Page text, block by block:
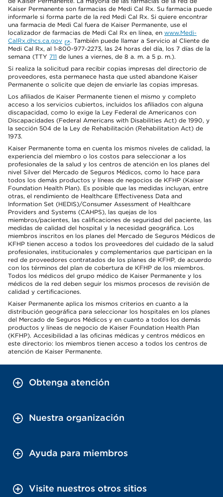
Kaiser Permanente son farmacias de Medi Cal Rx. Su farmacia puede
informarle si forma parte de la red Medi Cal Rx. Si quiere encontrar
una farmacia de Medi Cal fuera de Kaiser Permanente, use el
localizador de farmacias de Medi Cal Rx en línea, en www.Medi-
CalRx.dhcs.ca.gov
. También puede llamar a Servicio al Cliente de
Medi Cal Rx, al 1-800-977-2273, las 24 horas del día, los 7 días de la
semana (TTY 711 de lunes a viernes, de 8 a. m. a 5 p. m.).
Si realiza la solicitud para recibir copias impresas del directorio de
proveedores, esta permanece hasta que usted abandone Kaiser
Permanente o solicite que dejen de enviarle las copias impresas.
Los afiliados de Kaiser Permanente tienen el mismo y completo
acceso a los servicios cubiertos, incluidos los afiliados con alguna
discapacidad, como lo exige la Ley Federal de Americanos con
Discapacidades (Federal Americans with Disabilities Act) de 1990, y
la sección 504 de la Ley de Rehabilitación (Rehabilitation Act) de
1973.
Kaiser Permanente toma en cuenta los mismos niveles de calidad, la
experiencia del miembro o los costos para seleccionar a los
profesionales de la salud y los centros de atención en los planes del
nivel Silver del Mercado de Seguros Médicos, como lo hace para
todos los demás productos y líneas de negocios de KFHP (Kaiser
Foundation Health Plan). Es posible que las medidas incluyan, entre
otras, el rendimiento de Healthcare Effectiveness Data and
Information Set (HEDIS)/Consumer Assessment of Healthcare
Providers and Systems (CAHPS), las quejas de los
miembros/pacientes, las calificaciones de seguridad del paciente, las
medidas de calidad del hospital y la necesidad geográfica. Los
miembros inscritos en los planes del Mercado de Seguros Médicos de
KFHP tienen acceso a todos los proveedores del cuidado de la salud
profesionales, institucionales y complementarios que participan en la
red de proveedores contratados de los planes de KFHP, de acuerdo
con los términos del plan de cobertura de KFHP de los miembros.
Todos los médicos del grupo médico de Kaiser Permanente y los
médicos de la red deben seguir los mismos procesos de revisión de
calidad y certificaciones.
Kaiser Permanente aplica los mismos criterios en cuanto a la
distribución geográfica para seleccionar los hospitales en los planes
del Mercado de Seguros Médicos y en cuanto a todos los demás
productos y líneas de negocio de Kaiser Foundation Health Plan
(KFHP). Accesibilidad a las oficinas médicas y centros médicos en
este directorio: los miembros tienen acceso a todos los centros de
atención de Kaiser Permanente.
Obtenga atención
Nuestra organización
Ayuda para miembros
Visite nuestros otros sitios